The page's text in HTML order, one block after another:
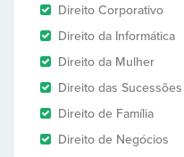
Direito Corporativo
Direito da Informática
Direito da Mulher
Direito das Sucessões
Direito de Família
Direito de Negócios